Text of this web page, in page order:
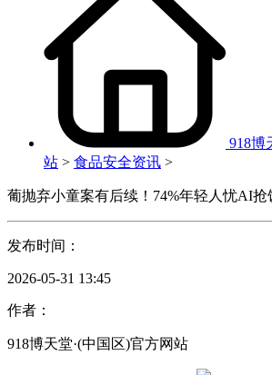
918博
站 > 食品安全资讯 >
葡抛弃小童案有后续！74%年轻人忧AI抢
发布时间：
2026-05-31 13:45
作者：
918博天堂·(中国区)官方网站